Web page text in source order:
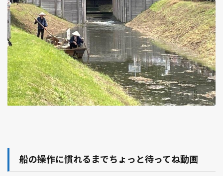
船の操作に慣れるまでちょっと待ってね動画